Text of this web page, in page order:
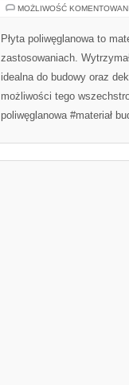
MOŻLIWOŚĆ
Płyta poliwęglanowa to
zastosowaniach.
idealna do budowy oraz
możliwości tego
poliwęglanowa #materiał